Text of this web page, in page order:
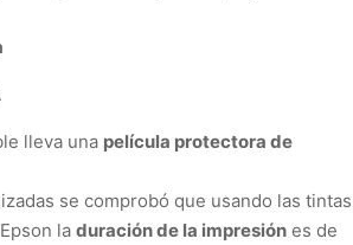
lleva una película protectora de
se comprobó que usando las tintas
la duración de la impresión es de